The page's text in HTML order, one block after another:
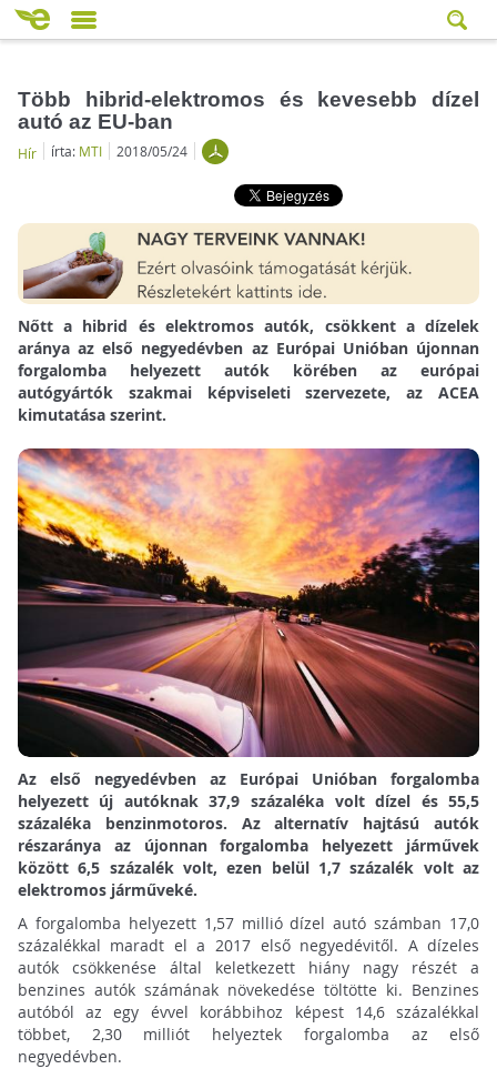
Több hibrid-elektromos és kevesebb dízel
autó az EU-ban
Hír írta: MTI 2018/05/24
Nőtt a hibrid és elektromos autók, csökkent a dízelek
aránya az első negyedévben az Európai Unióban újonnan
forgalomba helyezett autók körében az európai
autógyártók szakmai képviseleti szervezete, az ACEA
kimutatása szerint.
Az első negyedévben az Európai Unióban forgalomba
helyezett új autóknak 37,9 százaléka volt dízel és 55,5
százaléka benzinmotoros. Az alternatív hajtású autók
részaránya az újonnan forgalomba helyezett járművek
között 6,5 százalék volt, ezen belül 1,7 százalék volt az
elektromos járműveké.
A forgalomba helyezett 1,57 millió dízel autó számban 17,0
százalékkal maradt el a 2017 első negyedévitől. A dízeles
autók csökkenése által keletkezett hiány nagy részét a
benzines autók számának növekedése töltötte ki. Benzines
autóból az egy évvel korábbihoz képest 14,6 százalékkal
többet, 2,30 milliót helyeztek forgalomba az első
negyedévben.